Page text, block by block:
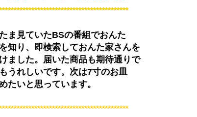
ま見ていたBSの番組でおんた
知り、即検索しておんた家さんを
ました。届いた商品も期待通りで
うれしいです。次は7寸のお皿
たいと思っています。